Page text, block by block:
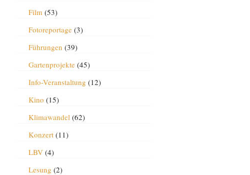
Film(53)
Fotoreportage(3)
Führungen (39)
Gartenprojekte(45)
Info-Veranstaltung (12)
Kino (15)
Klimawandel(62)
Konzert(11)
LBV(4)
Lesung (2)